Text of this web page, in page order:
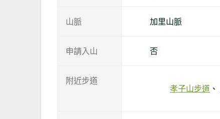
山脈 加里山脈
申請入山 否
附近步道
孝子山步道